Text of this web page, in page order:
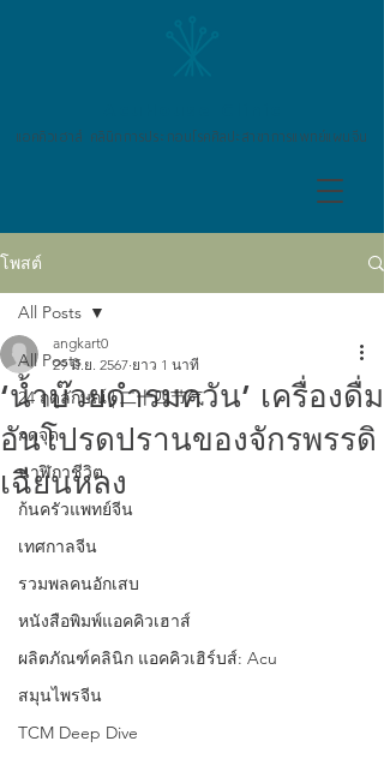
แอคคิวเฮาส์ คลินิกการประกอบโรคศิลปะสาขาการแพทย์แผนจีน
โพสต์
All Posts
24 ฤดูลักษณ์ | 二十四节气
กดจุด
นาฬิกาชีวิต
ก้นครัวแพทย์จีน
เทศกาลจีน
รวมพลคนอักเสบ
หนังสือพิมพ์แอคคิวเฮาส์
ผลิตภัณฑ์คลินิก แอคคิวเฮิร์บส์: Acu
สมุนไพรจีน
TCM Deep Dive
All Posts
‘น้ำบ๊วยดำรมควัน’ เครื่องดื่ม
อันโปรดปรานของจักรพรรดิ
เฉียนหลง
angkart0
29 มิ.ย. 2567 ยาว 1 นาที